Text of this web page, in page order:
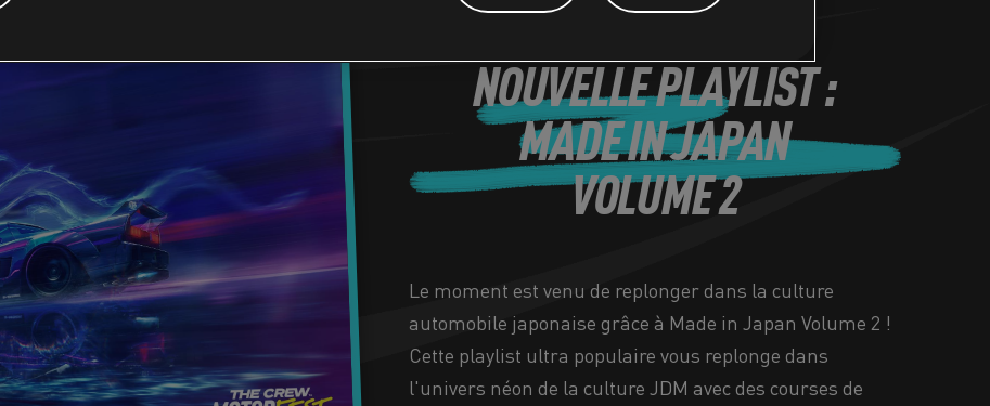
NOUVELLE PLAYLIST :
MADE IN JAPAN
VOLUME 2
Le moment est venu de replonger dans la culture
automobile japonaise grâce à Made in Japan Volume 2 !
Cette playlist ultra populaire vous replonge dans
l'univers néon de la culture JDM avec des courses de